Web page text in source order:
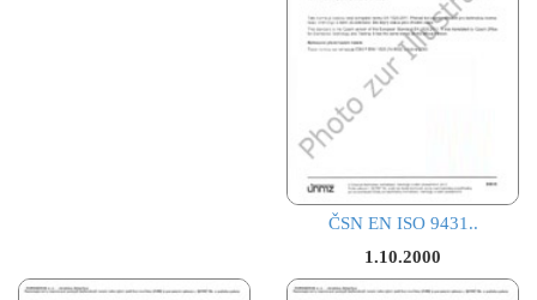
ČSN EN ISO 9431..
1.10.2000